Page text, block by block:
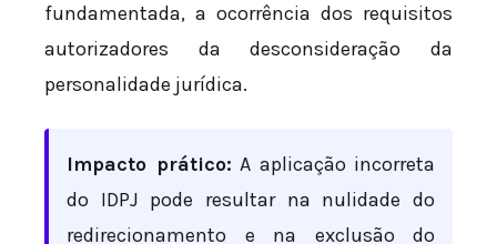
fundamentada, a ocorrência dos requisitos
autorizadores da desconsideração da
personalidade jurídica.
Impacto prático: A aplicação incorreta
do IDPJ pode resultar na nulidade do
redirecionamento e na exclusão do